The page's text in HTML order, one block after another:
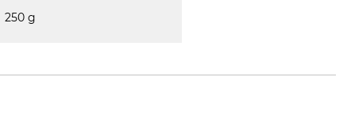
250 g